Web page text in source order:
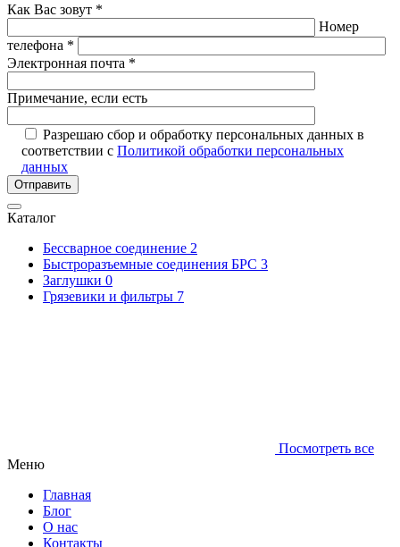
Как Вас зовут *
Номер
телефона *
Электронная почта *
Примечание, если есть
Разрешаю сбор и обработку персональных данных в
соответствии с Политикой обработки персональных
данных
Отправить
Каталог
Бессварное соединение 2
Быстроразъемные соединения БРС 3
Заглушки 0
Грязевики и фильтры 7
Посмотреть все
Меню
Главная
Блог
О нас
Контакты